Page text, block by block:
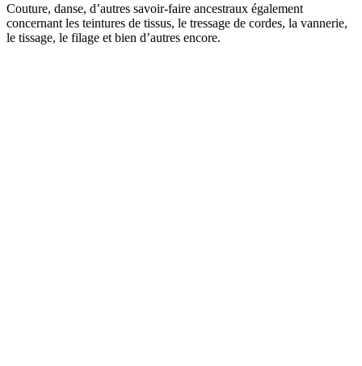
Couture, danse, d’autres savoir-faire ancestraux également
concernant les teintures de tissus, le tressage de cordes, la vannerie,
le tissage, le filage et bien d’autres encore.